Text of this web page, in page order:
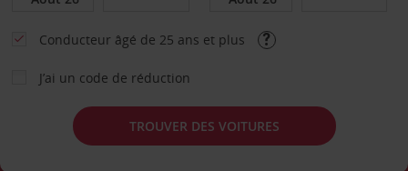
Conducteur âgé de 25 ans et plus
J’ai un code de réduction
TROUVER DES VOITURES